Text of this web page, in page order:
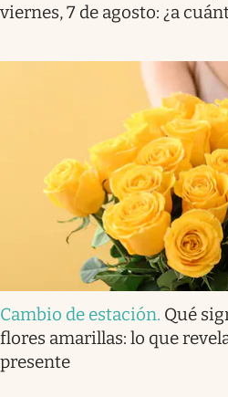
viernes, 7 de agosto: ¿a
Cambio de estación. Qué
flores amarillas: lo que
presente